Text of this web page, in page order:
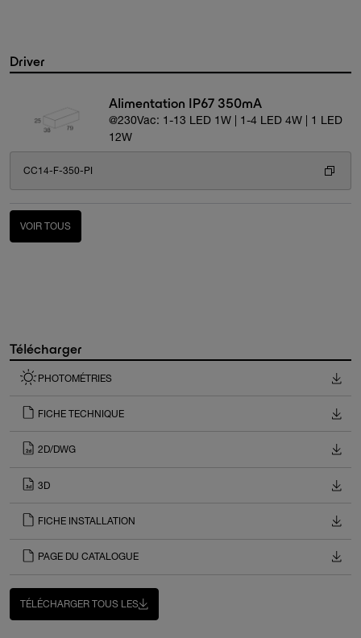
Driver
Alimentation IP67 350mA
@230Vac: 1-13 LED 1W | 1-4 LED 4W | 1 LED
12W
CC14-F-350-PI
VOIR TOUS
Télécharger
PHOTOMÉTRIES
FICHE TECHNIQUE
2D/DWG
3D
FICHE INSTALLATION
PAGE DU CATALOGUE
TÉLÉCHARGER TOUS LES